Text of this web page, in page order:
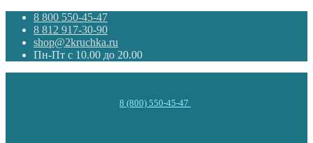
8 800 550-45-47
8 812 917-30-90
shop@2kruchka.ru
Пн-Пт с 10.00 до 20.00
8 (800) 550-45-47